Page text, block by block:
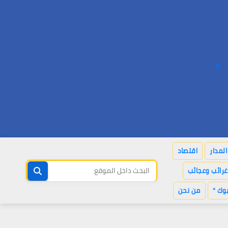
اقتصاد
غرائب وعجائب
“ من نحن